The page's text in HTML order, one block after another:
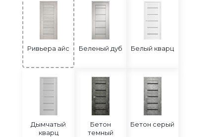
Ривьера айс Беленый дуб Белый кварц
Дымчатый
кварц
Бетон
темный
Бетон серый